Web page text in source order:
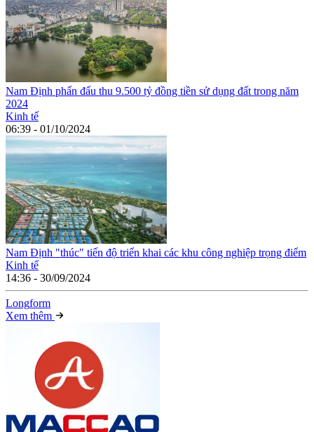
Nam Định phấn đấu thu 9.500 tỷ đồng tiền sử dụng đất trong năm
2024
Kinh tế
06:39 - 01/10/2024
Nam Định "thúc" tiến độ triển khai các khu công nghiệp trọng điểm
Kinh tế
14:36 - 30/09/2024
Longform
Xem thêm